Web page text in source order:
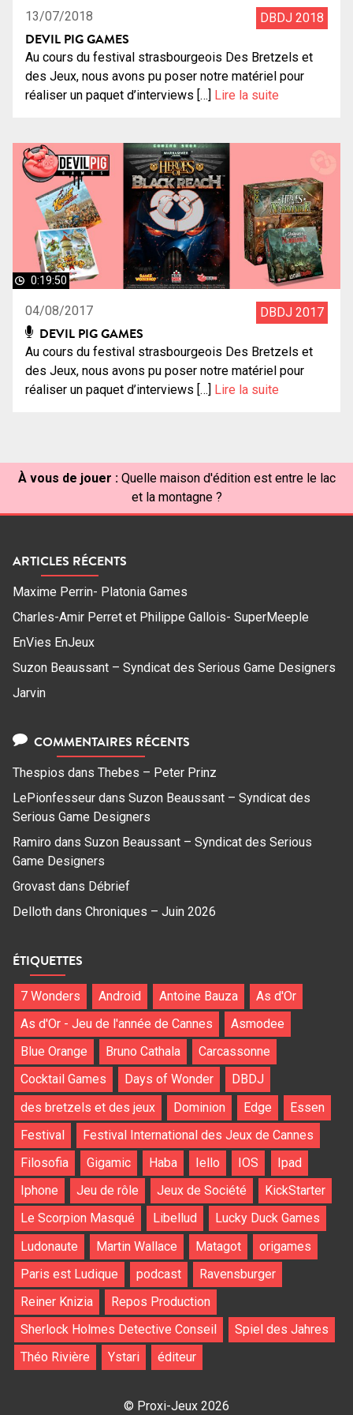
13/07/2018 DBDJ 2018
DEVIL PIG GAMES
Au cours du festival strasbourgeois Des Bretzels et
des Jeux, nous avons pu poser notre matériel pour
réaliser un paquet d’interviews […] Lire la suite
0:19:50
04/08/2017 DBDJ 2017
DEVIL PIG GAMES
Au cours du festival strasbourgeois Des Bretzels et
des Jeux, nous avons pu poser notre matériel pour
réaliser un paquet d’interviews […] Lire la suite
À vous de jouer : Quelle maison d'édition est entre le lac
et la montagne ?
ARTICLES RÉCENTS
Maxime Perrin- Platonia Games
Charles-Amir Perret et Philippe Gallois- SuperMeeple
EnVies EnJeux
Suzon Beaussant – Syndicat des Serious Game Designers
Jarvin
COMMENTAIRES RÉCENTS
Thespios dans Thebes – Peter Prinz
LePionfesseur dans Suzon Beaussant – Syndicat des
Serious Game Designers
Ramiro dans Suzon Beaussant – Syndicat des Serious
Game Designers
Grovast dans Débrief
Delloth dans Chroniques – Juin 2026
ÉTIQUETTES
7 Wonders Android Antoine Bauza
As d'Or
As d'Or - Jeu de l'année de Cannes
Asmodee
Blue Orange
Bruno Cathala
Carcassonne
Cocktail Games
Days of Wonder
DBDJ
des bretzels et des jeux
Dominion Edge
Essen
Festival
Festival International des Jeux de Cannes
Filosofia
Gigamic Haba Iello IOS
Ipad
Iphone
Jeu de rôle Jeux de Société
KickStarter
Le Scorpion Masqué
Libellud
Lucky Duck Games
Ludonaute
Martin Wallace Matagot
origames
Paris est Ludique
podcast
Ravensburger
Reiner Knizia
Repos Production
Sherlock Holmes Detective Conseil
Spiel des Jahres
Théo Rivière
Ystari éditeur
© Proxi-Jeux 2026